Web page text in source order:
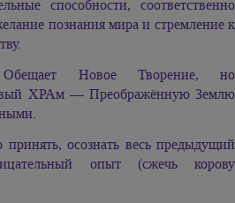
способности, соответственно
познания мира и стремление к
Новое Творение, но
ХРАм — Преображённую Землю
осознать весь предыдущий
опыт (сжечь корову